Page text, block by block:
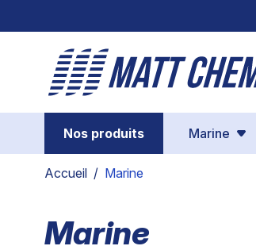
Nos produits Marine
Accueil / Marine
Marine